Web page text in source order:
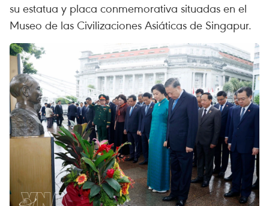
su estatua y placa conmemorativa situadas en el
Museo de las Civilizaciones Asiáticas de Singapur.